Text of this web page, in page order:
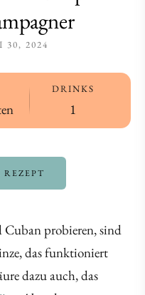
30, 2024
DRINKS
1
Cuban probieren, sind
das funktioniert
dazu auch, das